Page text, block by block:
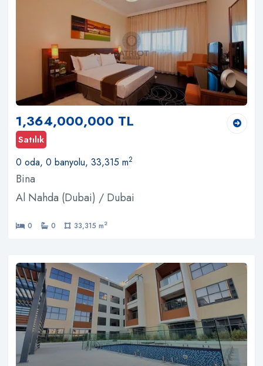
1,364,000,000 TL
Satılık
0 oda, 0 banyolu, 33,315 m2
Bina
Al Nahda (Dubai) / Dubai
0 0 33,315 m2